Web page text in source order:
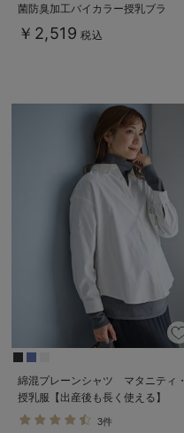
菌防臭加工バイカラー授乳ブラ
￥2,519 税込
綿混プレーンシャツ マタニティ・
授乳服【出産後も長く使える】
3件